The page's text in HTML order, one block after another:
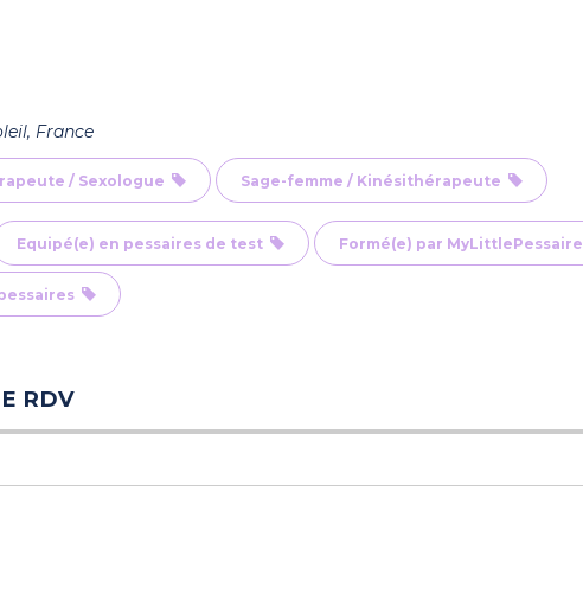
France
/ Sexologue Sage-femme / Kinésithérapeute
Equipé(e) en pessaires de test Formé(e) par MyLittlePessaire
RDV